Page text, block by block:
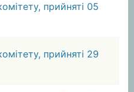
прийняті 05
прийняті 29